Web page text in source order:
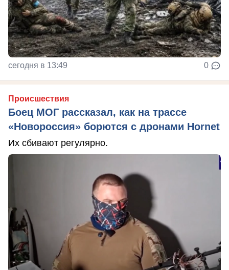
сегодня в 13:49 0
Происшествия
Боец МОГ рассказал, как на трассе
«Новороссия» борются с дронами Hornet
Их сбивают регулярно.